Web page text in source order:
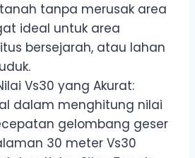
tanpa merusak area
ideal untuk area
bersejarah, atau lahan
Vs30 yang Akurat:
dalam menghitung nilai
gelombang geser
30 meter Vs30